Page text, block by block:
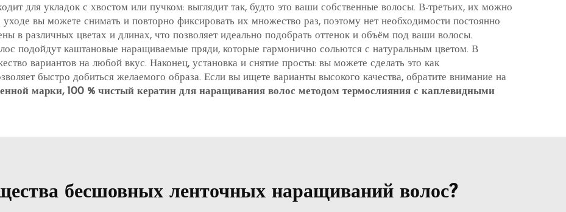
для укладок с хвостом или пучком: выглядит так, будто это ваши собственные волосы. В-третьих, их можно
вы можете снимать и повторно фиксировать их множество раз, поэтому нет необходимости постоянно
в различных цветах и длинах, что позволяет идеально подобрать оттенок и объём под ваши волосы.
подойдут каштановые наращиваемые пряди, которые гармонично сольются с натуральным цветом. В
вариантов на любой вкус. Наконец, установка и снятие просты: вы можете сделать это как
быстро добиться желаемого образа. Если вы ищете варианты высокого качества, обратите внимание на
марки, 100 % чистый кератин для наращивания волос методом термослияния с каплевидными
бесшовных ленточных наращиваний волос?